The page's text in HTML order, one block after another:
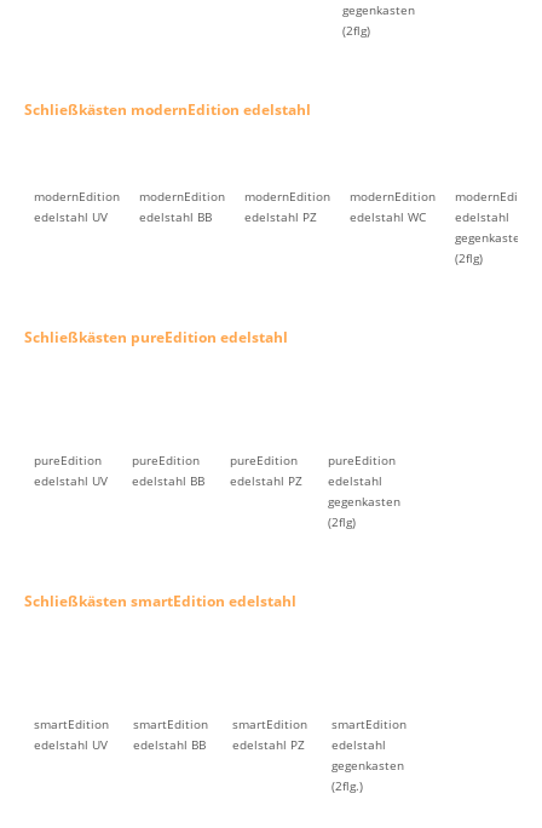
gegenkasten
(2flg)
Schließkästen modernEdition edelstahl
modernEdition
edelstahl UV
modernEdition
edelstahl BB
modernEdition
edelstahl PZ
modernEdition
edelstahl WC
modernEdition
edelstahl
gegenkasten
(2flg)
Schließkästen pureEdition edelstahl
pureEdition
edelstahl UV
pureEdition
edelstahl BB
pureEdition
edelstahl PZ
pureEdition
edelstahl
gegenkasten
(2flg)
Schließkästen smartEdition edelstahl
smartEdition
edelstahl UV
smartEdition
edelstahl BB
smartEdition
edelstahl PZ
smartEdition
edelstahl
gegenkasten
(2flg.)